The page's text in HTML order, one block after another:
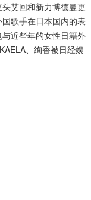
艾回和新力博德曼更
歌手在日本国内的表
近些年的女性日籍外
、绚香被日经娱